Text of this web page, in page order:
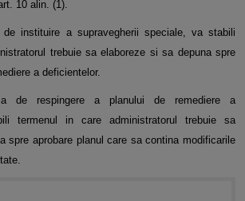
10 alin. (1).
instituire a supravegherii speciale, va stabili
trebuie sa elaboreze si sa depuna spre
a deficientelor.
de respingere a planului de remediere a
termenul in care administratorul trebuie sa
spre aprobare planul care sa contina modificarile